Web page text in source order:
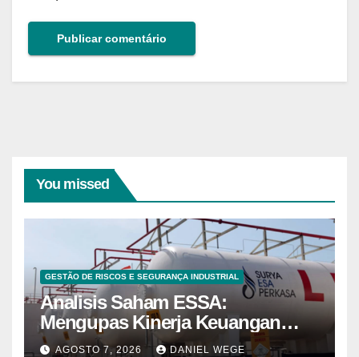
You missed
GESTÃO DE RISCOS E SEGURANÇA INDUSTRIAL
Analisis Saham ESSA:
Mengupas Kinerja Keuangan
ESSA Semester I 2026
AGOSTO 7, 2026 DANIEL WEGE